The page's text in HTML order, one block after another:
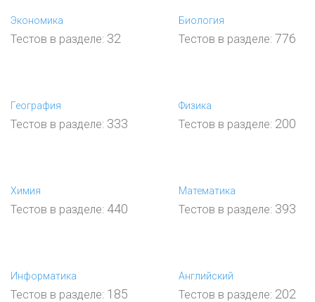
Экономика
Тестов в разделе: 32
Биология
Тестов в разделе: 776
География
Тестов в разделе: 333
Физика
Тестов в разделе: 200
Химия
Тестов в разделе: 440
Математика
Тестов в разделе: 393
Информатика
Тестов в разделе: 185
Английский
Тестов в разделе: 202